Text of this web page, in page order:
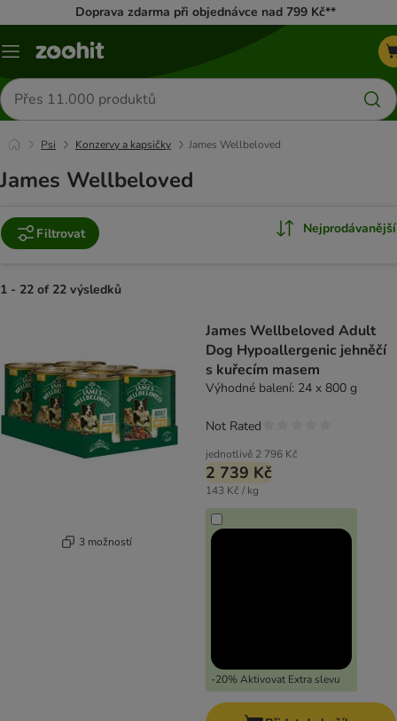
Doprava zdarma při objednávce nad 799 Kč**
Menu
Hledat
produkty
Psi Konzervy a kapsičky James Wellbeloved
James Wellbeloved
Filtrovat Nejprodávanější
1 - 22 of 22 výsledků
3 možností
James Wellbeloved Adult
Dog Hypoallergenic jehněčí
s kuřecím masem
Výhodné balení: 24 x 800 g
jednotlivě 2 796 Kč
2 739 Kč
143 Kč / kg
-20% Aktivovat Extra slevu
Not Rated